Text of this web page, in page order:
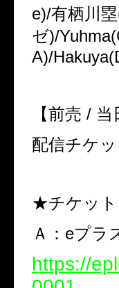
e)/有栖川塁
ゼ)/
A)/
【前売 / 当
配信チケッ
★チケット
Ａ： eプラ
https://